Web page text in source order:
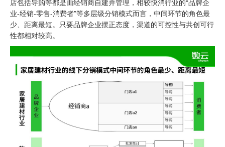
业-经销-零售-消费者”等多层级分销模式而言，中间环节的角色最
少、距离最短。只要品牌企业摆正态度，渠道的可控性与共创可行
性都相对较高。